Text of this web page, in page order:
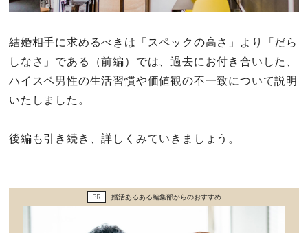
特集
占い・診断
ファッション・美容
結婚相手に求めるべきは「スペックの高さ」より「だら
しなさ」である（前編）では、過去にお付き合いした、
ハイスペ男性の生活習慣や価値観の不一致について説明
いたしました。
後編も引き続き、詳しくみていきましょう。
PR 婚活あるある編集部からのおすすめ